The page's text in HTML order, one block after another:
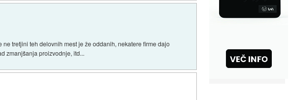
tretjini teh delovnih mest je že oddanih, nekatere firme dajo
zmanjšanja proizvodnje, itd...